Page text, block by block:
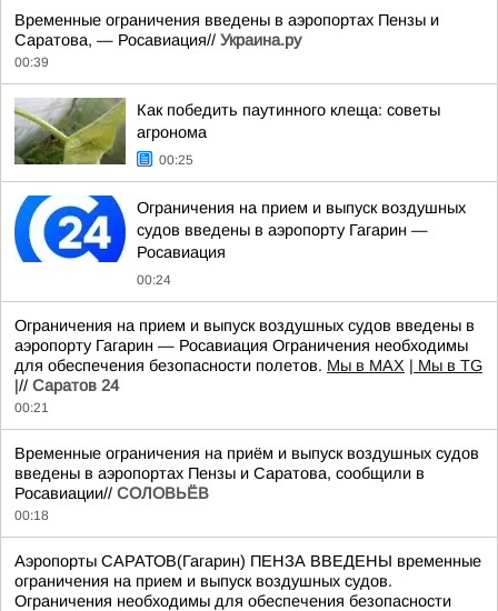
Временные ограничения введены в аэропортах Пензы и
Саратова, — Росавиация// Украина.ру
00:39
Как победить паутинного клеща: советы
агронома
00:25
Ограничения на прием и выпуск воздушных
судов введены в аэропорту Гагарин —
Росавиация
00:24
Ограничения на прием и выпуск воздушных судов введены в
аэропорту Гагарин — Росавиация Ограничения необходимы
для обеспечения безопасности полетов. Мы в MAX | Мы в TG
|// Саратов 24
00:21
Временные ограничения на приём и выпуск воздушных судов
введены в аэропортах Пензы и Саратова, сообщили в
Росавиации// СОЛОВЬЁВ
00:18
Аэропорты САРАТОВ(Гагарин) ПЕНЗА ВВЕДЕНЫ временные
ограничения на прием и выпуск воздушных судов.
Ограничения необходимы для обеспечения безопасности